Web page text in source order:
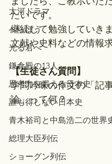
大河ドラマ
べらぼう
光る君へ
鎌倉殿の13人
思考力を鍛える日本史
誰も得しない日本史
青木裕司と中島浩二の世界
総理大臣列伝
ショーグン列伝
たいです。
継続して勉強していき
文献や史料などの情報
【生徒さん質問】
学問吟味の作文の「記
論」って何？